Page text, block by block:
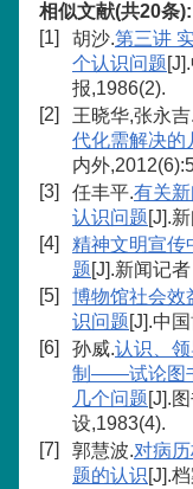
相似文献(共20条):
[1]
胡沙.第三讲
个认识问题
报,1986(2).
[2]
王晓华,张永吉.
代化需解决的
内外
[3]
任丰平.有关
认识问题[J].
[4]
精神文明宣传
题[J].新闻记者
[5]
博物馆社会效
识问题[J].中
[6]
孙威.认识、
制——试论图
几个问题[J].
设,1983(4).
[7]
郭慧波.对病
题的认识[J].